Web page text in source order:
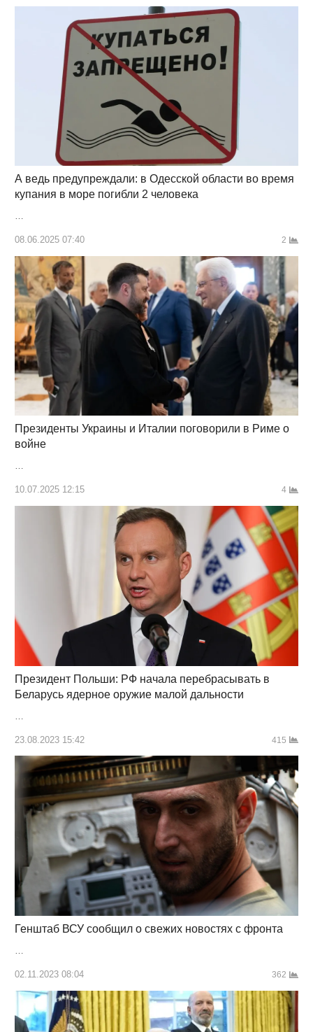
А ведь предупреждали: в Одесской области во время
купания в море погибли 2 человека
08.06.2025 07:40 2
Президенты Украины и Италии поговорили в Риме о
войне
…
10.07.2025 12:15 4
Президент Польши: РФ начала перебрасывать в
Беларусь ядерное оружие малой дальности
23.08.2023 15:42 415
Генштаб ВСУ сообщил о свежих новостях с фронта
02.11.2023 08:04 362